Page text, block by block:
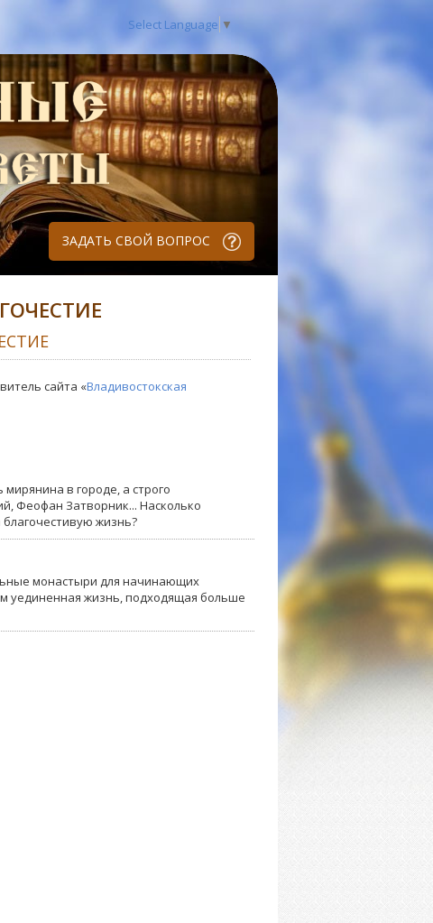
Select Language ▼
ЗАДАТЬ СВОЙ ВОПРОС
сайта «Владивостокская
в городе, а строго
Феофан Затворник... Насколько
жизнь?
монастыри для начинающих
уединенная жизнь, подходящая больше